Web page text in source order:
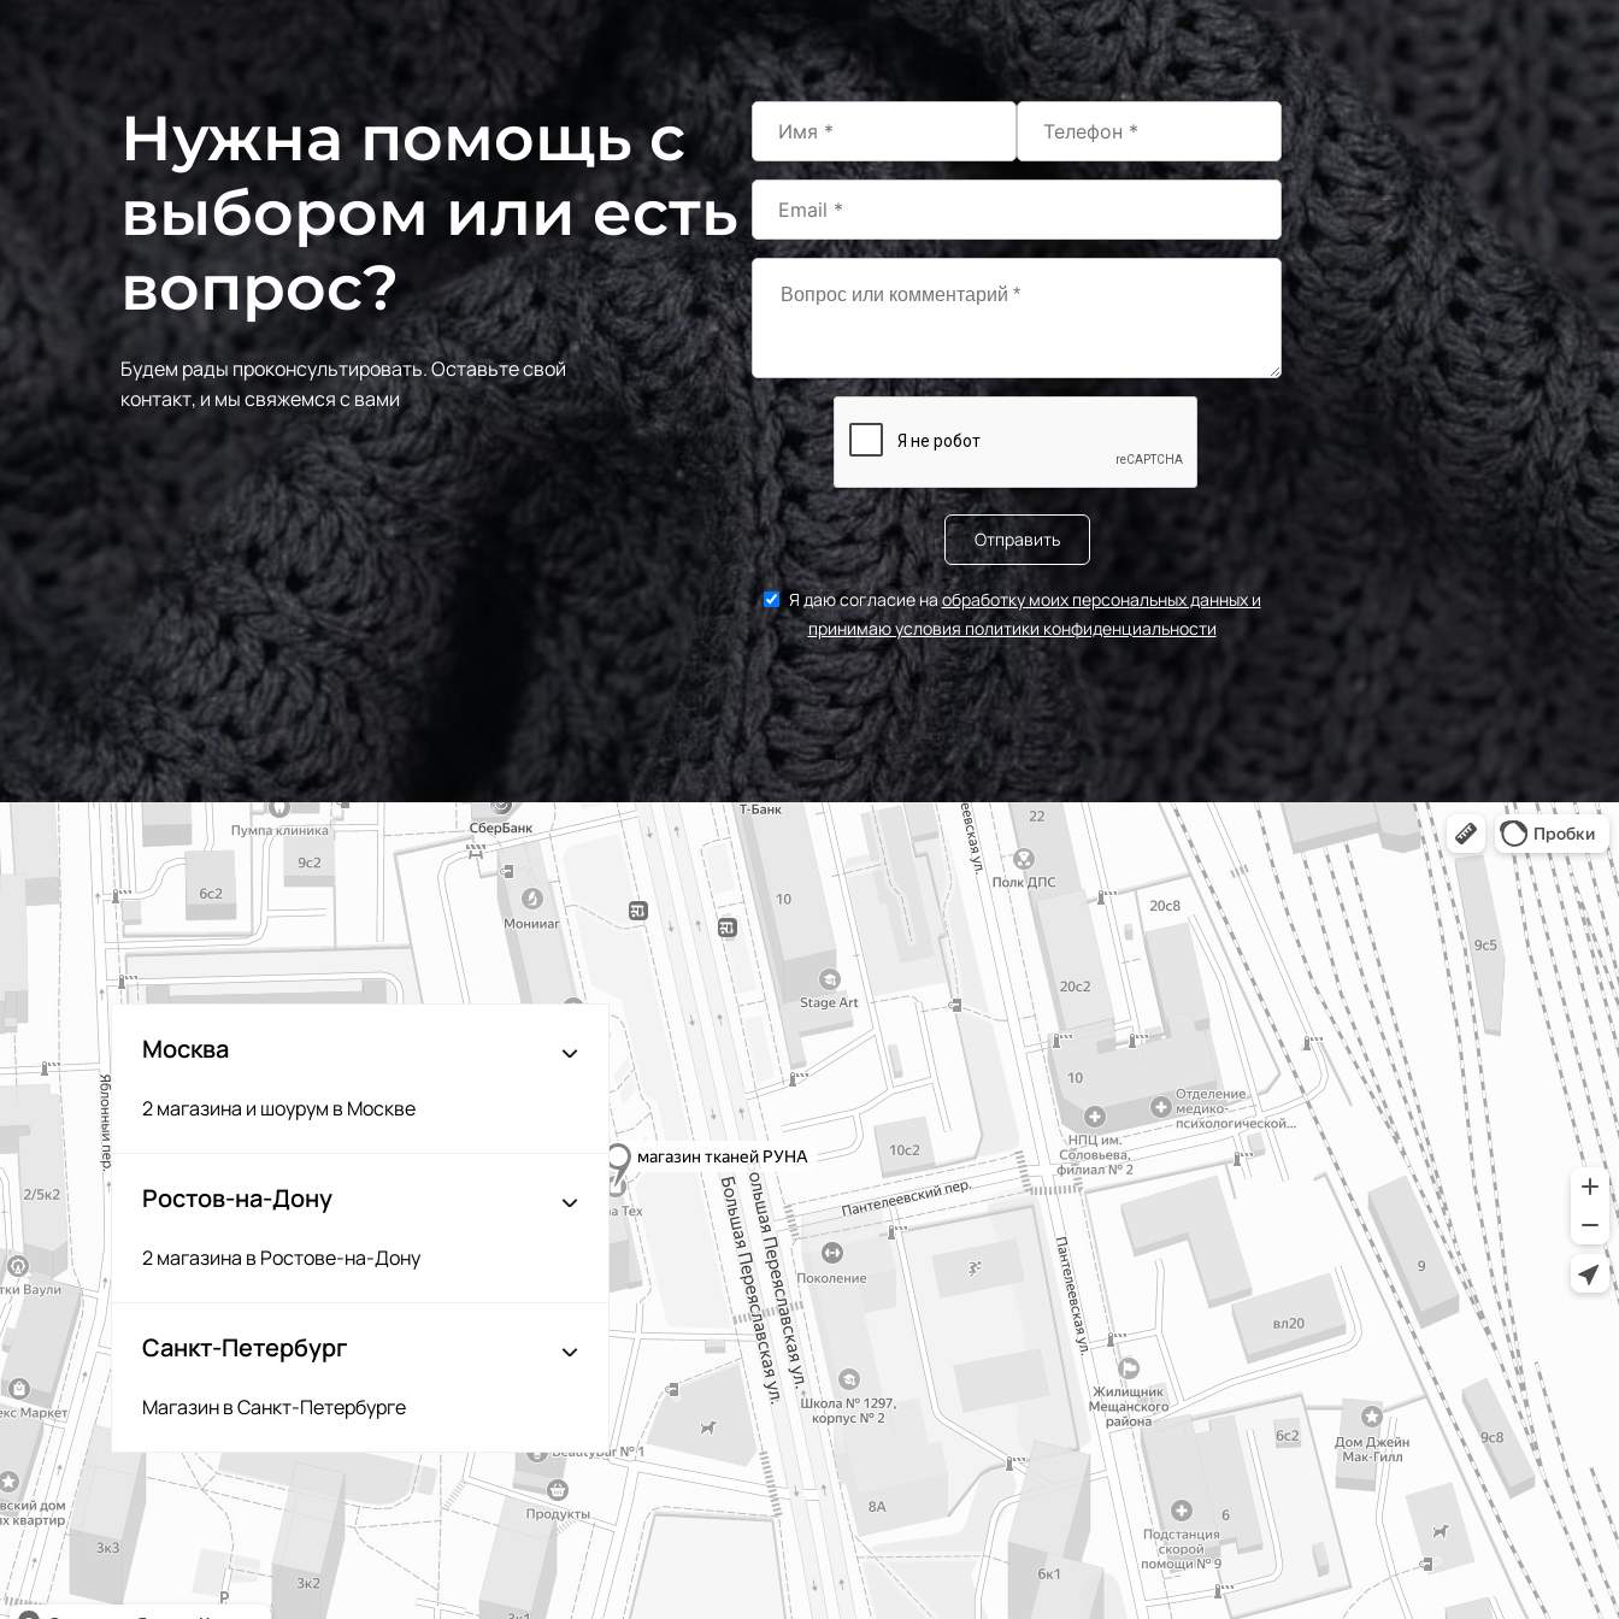
Нужна помощь с
выбором или есть
вопрос?
Будем рады проконсультировать.Оставьте свой
контакт, и мы свяжемся с вами
Отправить
Я даю согласие наобработку моих персональных данных и
принимаю условия политики конфиденциальности
Москва
2 магазина и шоурум в Москве
Ростов-на-Дону
2 магазина в Ростове-на-Дону
Санкт-Петербург
Магазин в Санкт-Петербурге